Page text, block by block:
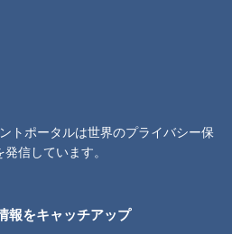
トポータルは世界のプライバシー保
信しています。
をキャッチアップ